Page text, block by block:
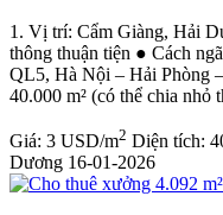
1. Vị trí: Cẩm Giàng, Hải
thông thuận tiện ● Cách
QL5, Hà Nội – Hải Phòng
40.000 m² (có thể chia nhỏ
Giá: 3 USD/m2 Diện tích:
Dương 16-01-2026